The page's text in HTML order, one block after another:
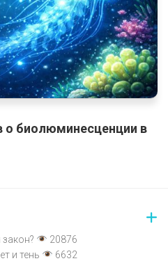
о биолюминесценции в
20876
и тень
6632